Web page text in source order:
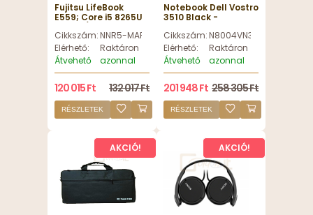
Fujitsu LifeBook
E559; Core i5 8265U
RAM/256GB SSD/15.6
FHD (1920x1080)/Win
11 Pro - Felújított
Cikkszám:NNR5-MAR26756-FEL
Elérhető:
Raktáron
Átvehető
azonnal
120 015 Ft 132 017 Ft
RÉSZLETEK
Notebook Dell Vostro
3510 Black -
Cikkszám:
Elérhető:
Raktáron
Átvehető
azonnal
201 948 Ft 258 305 Ft
RÉSZLETEK
AKCIÓ! AKCIÓ!